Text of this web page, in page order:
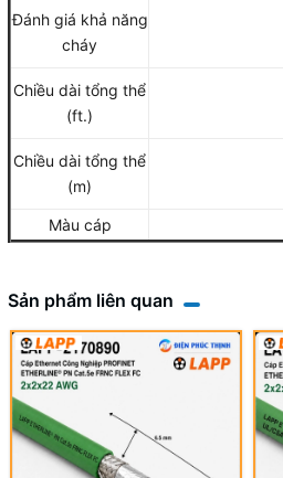
Đánh giá khả năng
cháy
Chiều dài tổng thể
(ft.)
Chiều dài tổng thể
(m)
Màu cáp
Sản phẩm liên quan